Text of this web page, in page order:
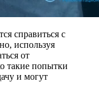
справиться с
используя
от
такие попытки
и могут